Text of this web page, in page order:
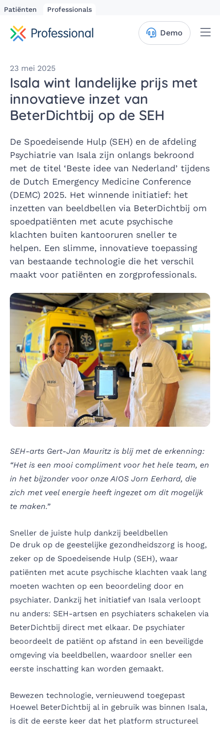
Patiënten Professionals
Demo
23 mei 2025
Isala wint landelijke prijs met
innovatieve inzet van
BeterDichtbij op de SEH
De Spoedeisende Hulp (SEH) en de afdeling
Psychiatrie van Isala zijn onlangs bekroond
met de titel ‘Beste idee van Nederland’ tijdens
de Dutch Emergency Medicine Conference
(DEMC) 2025. Het winnende initiatief: het
inzetten van beeldbellen via BeterDichtbij om
spoedpatiënten met acute psychische
klachten buiten kantooruren sneller te
helpen. Een slimme, innovatieve toepassing
van bestaande technologie die het verschil
maakt voor patiënten en zorgprofessionals.
SEH-arts Gert-Jan Mauritz is blij met de erkenning:
“Het is een mooi compliment voor het hele team, en
in het bijzonder voor onze AIOS Jorn Eerhard, die
zich met veel energie heeft ingezet om dit mogelijk
te maken.”
Sneller de juiste hulp dankzij beeldbellen
De druk op de geestelijke gezondheidszorg is hoog,
zeker op de Spoedeisende Hulp (SEH), waar
patiënten met acute psychische klachten vaak lang
moeten wachten op een beoordeling door en
psychiater. Dankzij het initiatief van Isala verloopt
nu anders: SEH-artsen en psychiaters schakelen via
BeterDichtbij direct met elkaar. De psychiater
beoordeelt de patiënt op afstand in een beveiligde
omgeving via beeldbellen, waardoor sneller een
eerste inschatting kan worden gemaakt.
Bewezen technologie, vernieuwend toegepast
Hoewel BeterDichtbij al in gebruik was binnen Isala,
is dit de eerste keer dat het platform structureel